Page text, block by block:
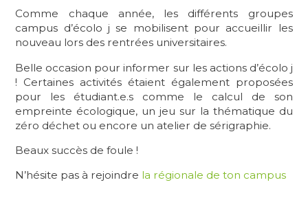
Comme chaque année, les différents groupes
campus d’écolo j se mobilisent pour accueillir les
nouveau lors des rentrées universitaires.
Belle occasion pour informer sur les actions d’écolo j
! Certaines activités étaient également proposées
pour les étudiant.e.s comme le calcul de son
empreinte écologique, un jeu sur la thématique du
zéro déchet ou encore un atelier de sérigraphie.
Beaux succès de foule !
N’hésite pas à rejoindre la régionale de ton campus